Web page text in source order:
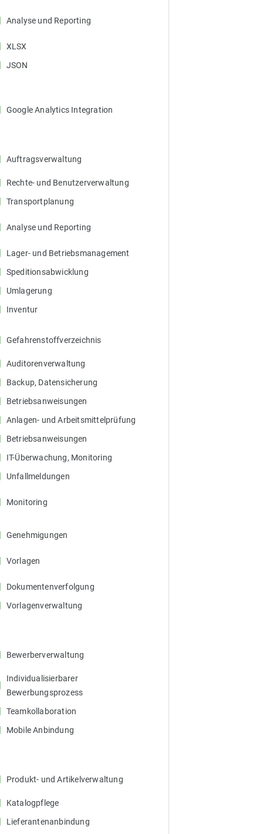
Analyse und Reporting
XLSX
JSON
Google Analytics Integration
Auftragsverwaltung
Rechte- und Benutzerverwaltung
Transportplanung
Analyse und Reporting
Lager- und Betriebsmanagement
Speditionsabwicklung
Umlagerung
Inventur
Gefahrenstoffverzeichnis
Auditorenverwaltung
Backup, Datensicherung
Betriebsanweisungen
Anlagen- und Arbeitsmittelprüfung
Betriebsanweisungen
IT-Überwachung, Monitoring
Unfallmeldungen
Monitoring
Genehmigungen
Vorlagen
Dokumentenverfolgung
Vorlagenverwaltung
Bewerberverwaltung
Individualisierbarer
Bewerbungsprozess
Teamkollaboration
Mobile Anbindung
Produkt- und Artikelverwaltung
Katalogpflege
Lieferantenanbindung